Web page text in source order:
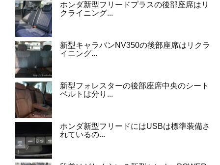
ホンダ新型フリードプラスの後部座席はリ
クライニング...
新型キャラバンNV350の後部座席はリクラ
イニング...
新型フォレスターの後部座席中央のシート
ベルトは分り...
ホンダ新型フリードにはUSBは標準装備さ
れているの...